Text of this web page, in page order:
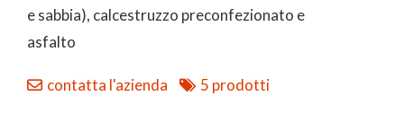
e sabbia), calcestruzzo preconfezionato e
asfalto
contatta l'azienda 5 prodotti